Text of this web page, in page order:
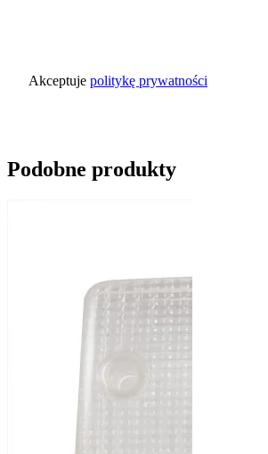
Akceptuje politykę prywatności
Podobne produkty